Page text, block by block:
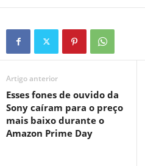
Artigo anterior
Esses fones de ouvido da
Sony caíram para o preço
mais baixo durante o
Amazon Prime Day